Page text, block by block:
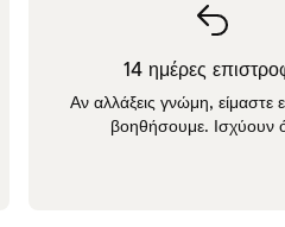
14 ημέρες
Αν αλλάξεις γνώμη, είμαστε
βοηθήσουμε. Ισχύουν